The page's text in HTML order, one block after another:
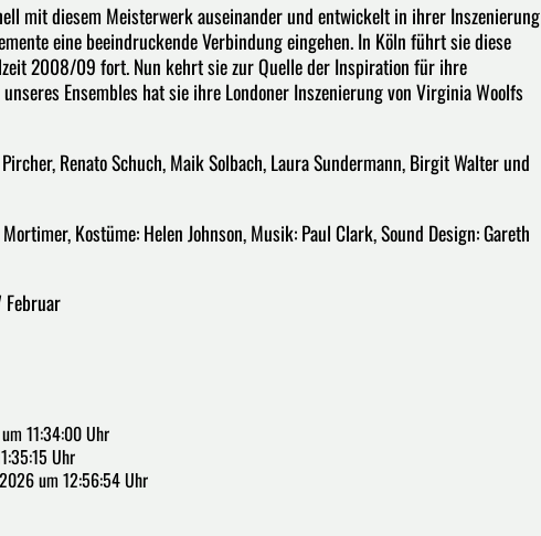
mit diesem Meisterwerk auseinander und entwickelt in ihrer Inszenierung
eine beeindruckende Verbindung eingehen. In Köln führt sie diese
2008/09 fort. Nun kehrt sie zur Quelle der Inspiration für ihre
Ensembles hat sie ihre Londoner Inszenierung von Virginia Woolfs
Renato Schuch, Maik Solbach, Laura Sundermann, Birgit Walter und
Kostüme: Helen Johnson, Musik: Paul Clark, Sound Design: Gareth
Februar
11:34:00 Uhr
Uhr
um 12:56:54 Uhr